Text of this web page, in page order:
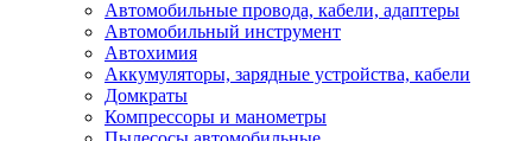
Платы форматирования
Ракели
Ролики/наборы роликов/насадки
Сервисные наборы
Смазки
Автомобильные провода, кабели, адаптеры
Автомобильный инструмент
Автохимия
Аккумуляторы, зарядные устройства, кабели
Домкраты
Компрессоры и манометры